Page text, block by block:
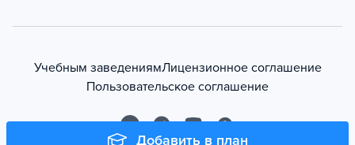
Добавить в план
Учебным заведениямЛицензионное соглашение
Пользовательское соглашение